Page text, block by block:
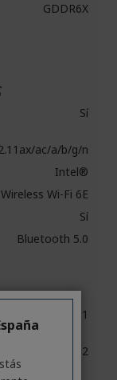
GDDR6X
Sí
ac/a/b/g/n
Intel®
Wireless Wi-Fi 6E
Sí
Bluetooth 5.0
1
2